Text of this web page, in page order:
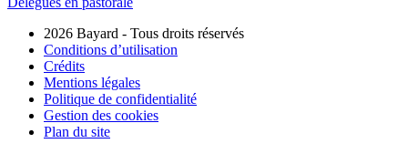
2026 Bayard - Tous droits réservés
Conditions d’utilisation
Crédits
Mentions légales
Politique de confidentialité
Gestion des cookies
Plan du site